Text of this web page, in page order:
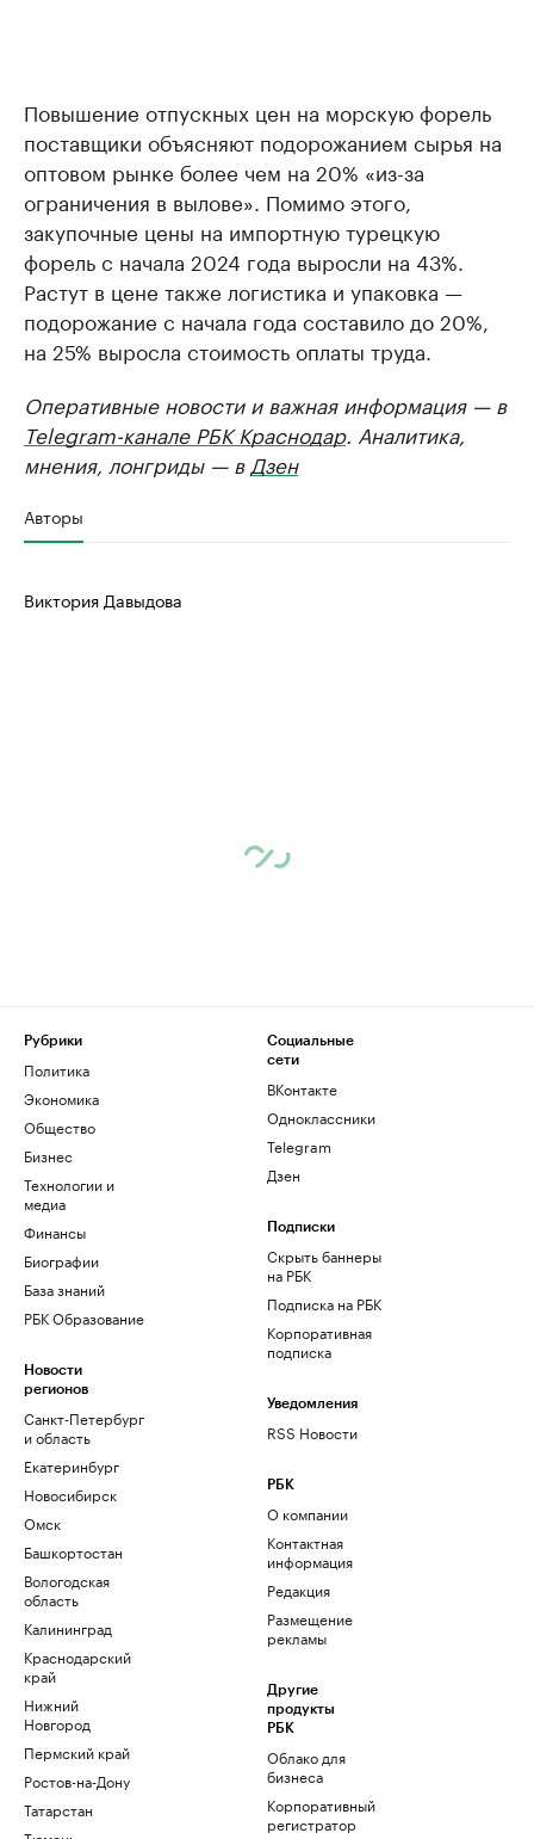
Повышение отпускных цен на морскую форель
поставщики объясняют подорожанием сырья на
оптовом рынке более чем на 20% «из-за
ограничения в вылове». Помимо этого,
закупочные цены на импортную турецкую
форель с начала 2024 года выросли на 43%.
Растут в цене также логистика и упаковка —
подорожание с начала года составило до 20%,
на 25% выросла стоимость оплаты труда.
Оперативные новости и важная информация — в
Telegram-канале РБК Краснодар. Аналитика,
мнения, лонгриды — в Дзен
Авторы
Виктория Давыдова
Рубрики
Политика
Экономика
Общество
Бизнес
Технологии и
медиа
Финансы
Биографии
База знаний
РБК Образование
Новости
регионов
Санкт-Петербург
и область
Екатеринбург
Новосибирск
Омск
Башкортостан
Вологодская
область
Калининград
Краснодарский
край
Нижний
Новгород
Пермский край
Ростов-на-Дону
Татарстан
Социальные
сети
ВКонтакте
Одноклассники
Telegram
Дзен
Подписки
Скрыть баннеры
на РБК
Подписка на РБК
Корпоративная
подписка
Уведомления
RSS Новости
РБК
О компании
Контактная
информация
Редакция
Размещение
рекламы
Другие
продукты
РБК
Облако для
бизнеса
Корпоративный
регистратор